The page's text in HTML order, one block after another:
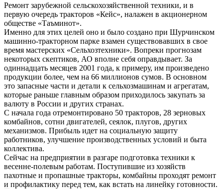
Ремонт зарубежной сельскохозяйственной техники, и в
первую очередь тракторов «Кейс», налажен в акционерном
обществе «Таъминот».
Именно для этих целей оно и было создано при Шурчинском
машинно-тракторном парке взамен существовавших в свое
время мастерских «Сельхозтехники». Вопреки прогнозам
некоторых скептиков, АО вполне себя оправдывает. За
одиннадцать месяцев 2001 года, к примеру, им произведено
продукции более, чем на 66 миллионов сумов. В основном
это запасные части и детали к сельхозмашинам и агрегатам,
которые раньше главным образом приходилось закупать за
валюту в России и других странах.
С начала года отремонтировано 50 тракторов, 28 зерновых
комбайнов, сотни двигателей, сеялок, плугов, других
механизмов. Прибыль идет на социальную защиту
работников, улучшение производственных условий и быта
коллектива.
Сейчас на предприятии в разгаре подготовка техники к
весенне-полевым работам. Поступившие из хозяйств
пахотные и пропашные тракторы, комбайны проходят ремонт
и профилактику перед тем, как встать на линейку готовности.